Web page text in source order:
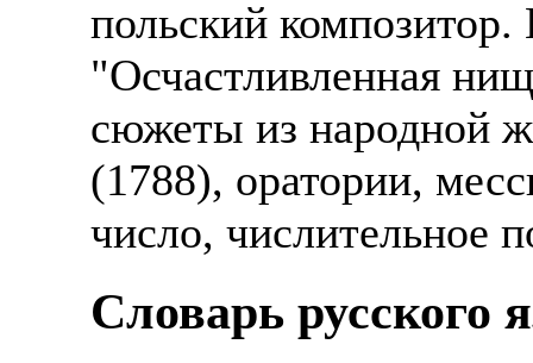
польский композитор.
"Осчастливленная
сюжеты из народной
(1788), оратории,
число, числительное
Словарь